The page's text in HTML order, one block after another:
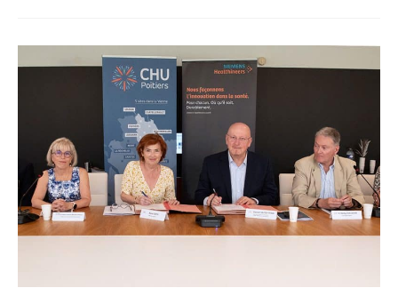
l’Oncopole Claudius Regaud et de leurs partenaires,
lancent CIRCLE, un centre de recherche d’excellence
dédié aux cancers pédiatriques.